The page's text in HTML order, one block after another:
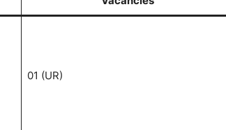
01 (UR)